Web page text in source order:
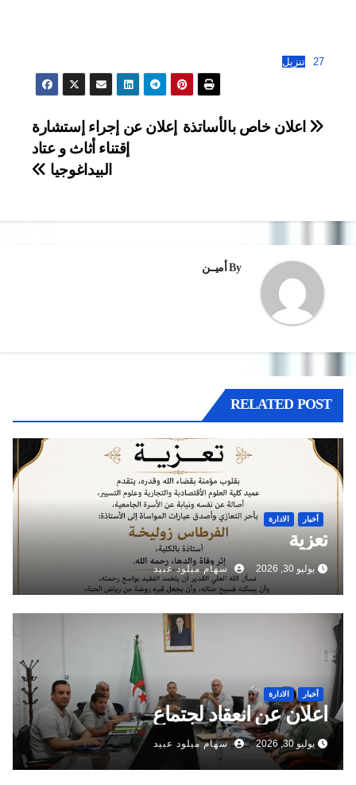
تنزيل
تصفّح
إعلان عن إجراء إستشارة
إقتناء أثاث و عتاد
البيداغوجيا
اعلان خاص بالأساتذة
By أميــن
RELATED POST
أخبار الادارة
تعزية
يوليو 30, 2026 سهام ميلود عبيد
أخبار الادارة
اعلان عن انعقاد لجتماع
يوليو 30, 2026 سهام ميلود عبيد